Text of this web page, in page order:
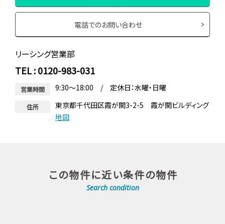
電話でのお問い合わせ
リーシング営業部
TEL : 0120-983-031
営業時間 9:30～18:00 / 定休日：水曜・日曜
住所
東京都千代田区霞が関3-2-5 霞が関ビルディング
地図
この物件に近い条件の物件
Search condition